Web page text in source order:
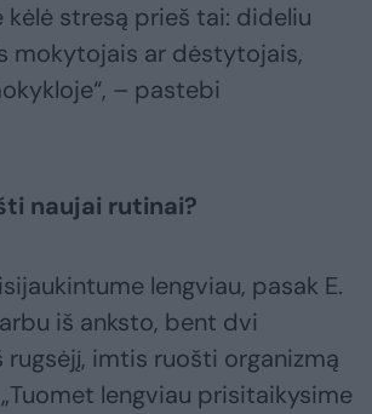
kėlė stresą prieš tai: dideliu
mokytojais ar dėstytojais,
– pastebi
naujai rutinai?
lengviau, pasak E.
iš anksto, bent dvi
imtis ruošti organizmą
lengviau prisitaikysime